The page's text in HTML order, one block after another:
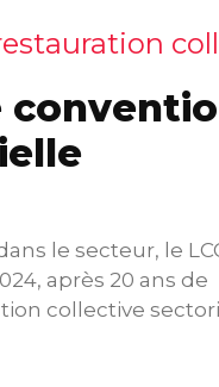
le secteur, le
après 20 ans de
collective